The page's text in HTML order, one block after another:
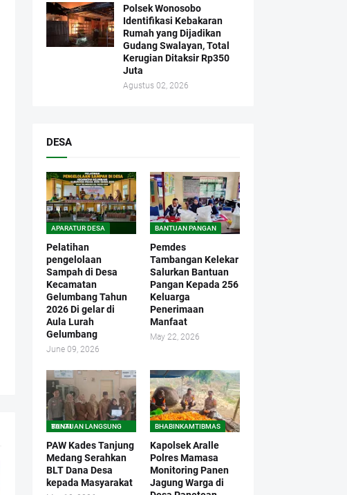
Polsek Wonosobo
Identifikasi Kebakaran
Rumah yang Dijadikan
Gudang Swalayan, Total
Kerugian Ditaksir Rp350
Juta
Agustus 02, 2026
DESA
APARATUR DESA
Pelatihan
pengelolaan
Sampah di Desa
Kecamatan
Gelumbang Tahun
2026 Di gelar di
Aula Lurah
Gelumbang
June 09, 2026
BANTUAN PANGAN
Pemdes
Tambangan Kelekar
Salurkan Bantuan
Pangan Kepada 256
Keluarga
Penerimaan
Manfaat
May 22, 2026
BANTUAN LANGSUNG TUNAI
PAW Kades Tanjung
Medang Serahkan
BLT Dana Desa
kepada Masyarakat
BHABINKAMTIBMAS
Kapolsek Aralle
Polres Mamasa
Monitoring Panen
Jagung Warga di